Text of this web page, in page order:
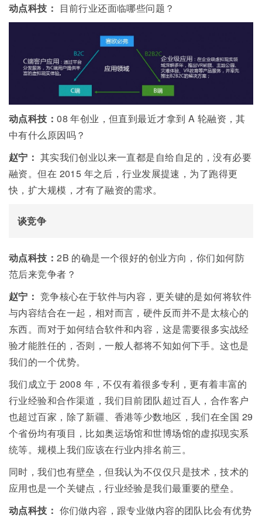
动点科技： 目前行业还面临哪些问题？
动点科技：08 年创业，但直到最近才拿到 A 轮融资，其
中有什么原因吗？
赵宁： 其实我们创业以来一直都是自给自足的，没有必要
融资。但在 2015 年之后，行业发展提速，为了跑得更
快，扩大规模，才有了融资的需求。
谈竞争
动点科技：2B 的确是一个很好的创业方向，你们如何防
范后来竞争者？
赵宁： 竞争核心在于软件与内容，更关键的是如何将软件
与内容结合在一起，相对而言，硬件反而并不是太核心的
东西。而对于如何结合软件和内容，这是需要很多实战经
验才能胜任的，否则，一般人都将不知如何下手。这也是
我们的一个优势。
我们成立于 2008 年，不仅有着很多专利，更有着丰富的
行业经验和合作渠道，我们目前团队超过百人，合作客户
也超过百家，除了新疆、香港等少数地区，我们在全国 29
个省份均有项目，比如奥运场馆和世博场馆的虚拟现实系
统等。规模上我们应该在行业内排名前三。
同时，我们也有壁垒，但我认为不仅仅只是技术，技术的
应用也是一个关键点，行业经验是我们最重要的壁垒。
动点科技： 你们做内容，跟专业做内容的团队比会有优势